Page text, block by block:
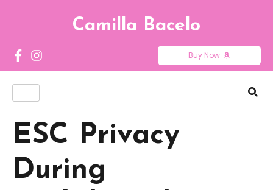
Camilla Bacelo
Buy Now
ESC Privacy
During